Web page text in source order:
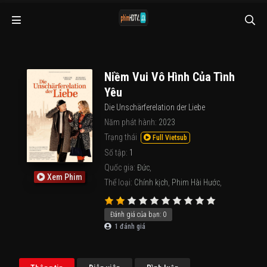
Xem Phim
Niềm Vui Vô Hình Của Tình
Yêu
Die Unschärferelation der Liebe
Năm phát hành: 2023
Trạng thái
Full Vietsub
Số tập: 1
Quốc gia: Đức
Thể loại: Chính kịch Phim Hài Hước
Đánh giá của bạn: 0
1 đánh giá